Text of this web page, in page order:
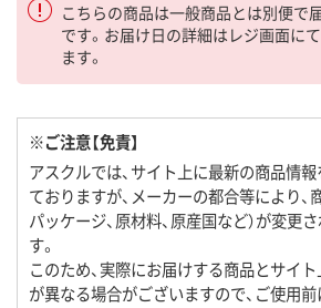
こちらの商品は一般商品とは別便で
です。お届け日の詳細はレジ画面に
ます。
※ご注意【免責】
アスクルでは、サイト上に最新の商品情
ておりますが、メーカーの都合等により、商
パッケージ、原材料、原産国など）が変更
す。
このため、実際にお届けする商品とサイ
が異なる場合がございますので、ご使用